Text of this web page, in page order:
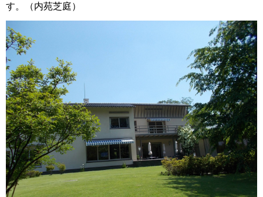
す。（内苑芝庭）